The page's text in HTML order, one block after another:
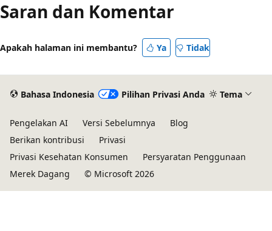
Saran dan Komentar
Apakah halaman ini membantu? Ya Tidak
Bahasa Indonesia Pilihan Privasi Anda Tema
Pengelakan AI Versi Sebelumnya
Blog
Berikan kontribusi
Privasi
Privasi Kesehatan Konsumen
Persyaratan Penggunaan
Merek Dagang
© Microsoft 2026